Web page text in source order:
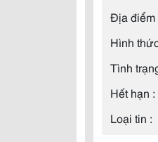
Địa điểm
Hình
Tình
Hết hạn :
Loại tin :